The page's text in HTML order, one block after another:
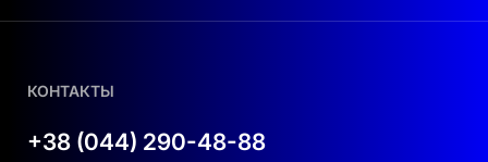
КОНТАКТЫ
+38 (044) 290-48-88